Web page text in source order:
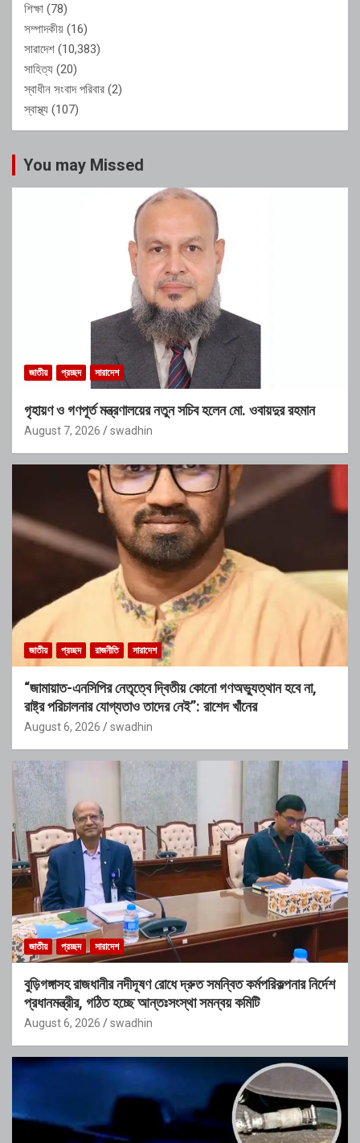
শিক্ষা (78)
সম্পাদকীয় (16)
সারাদেশ (10,383)
সাহিত্য (20)
স্বাধীন সংবাদ পরিবার (2)
স্বাস্থ্য (107)
You may Missed
জাতীয় প্রচ্ছদ সারাদেশ
গৃহায়ণ ও গণপূর্ত মন্ত্রণালয়ের নতুন সচিব হলেন মো. ওবায়দুর রহমান
August 7, 2026 swadhin
জাতীয় প্রচ্ছদ রাজনীতি সারাদেশ
“জামায়াত-এনসিপির নেতৃত্বে দ্বিতীয় কোনো গণঅভ্যুত্থান হবে না,
রাষ্ট্র পরিচালনার যোগ্যতাও তাদের নেই”: রাশেদ খাঁনের
August 6, 2026 swadhin
জাতীয় প্রচ্ছদ সারাদেশ
বুড়িগঙ্গাসহ রাজধানীর নদীদূষণ রোধে দ্রুত সমন্বিত কর্মপরিকল্পনার নির্দেশ
প্রধানমন্ত্রীর, গঠিত হচ্ছে আন্তঃসংস্থা সমন্বয় কমিটি
August 6, 2026 swadhin